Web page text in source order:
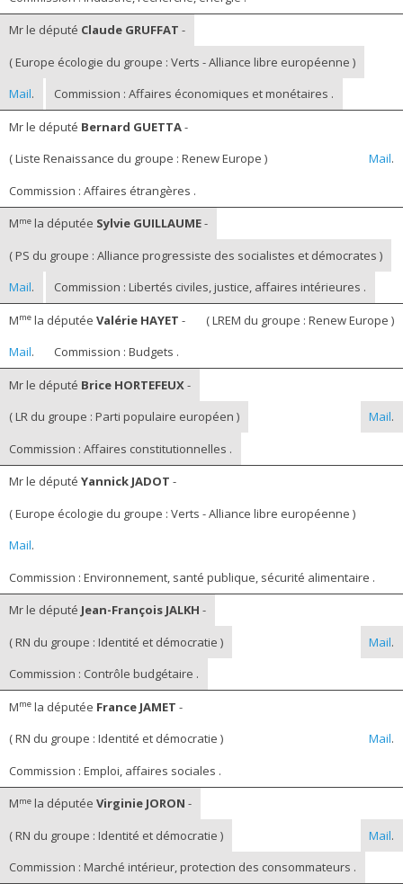
Mr le député Claude GRUFFAT -
( Europe écologie du groupe : Verts - Alliance libre européenne )
Mail. Commission : Affaires économiques et monétaires .
Mr le député Bernard GUETTA-
( Liste Renaissance du groupe : Renew Europe )
Mail.
Commission : Affaires étrangères .
Mmela députée Sylvie GUILLAUME-
( PS du groupe : Alliance progressiste des socialistes et démocrates )
Mail. Commission : Libertés civiles, justice, affaires intérieures .
Mmela députée Valérie HAYET -
( LREM du groupe : Renew Europe )
Mail. Commission : Budgets .
Mr le député Brice HORTEFEUX-
( LR du groupe : Parti populaire européen )
Mail.
Commission : Affaires constitutionnelles .
Mr le député Yannick JADOT -
( Europe écologie du groupe : Verts - Alliance libre européenne )
Mail.
Commission : Environnement, santé publique, sécurité alimentaire .
Mr le député Jean-François JALKH -
( RN du groupe : Identité et démocratie )
Mail.
Commission : Contrôle budgétaire .
Mmela députée France JAMET -
( RN du groupe : Identité et démocratie )
Mail.
Commission : Emploi, affaires sociales .
Mmela députée Virginie JORON -
( RN du groupe : Identité et démocratie )
Mail.
Commission : Marché intérieur, protection des consommateurs .